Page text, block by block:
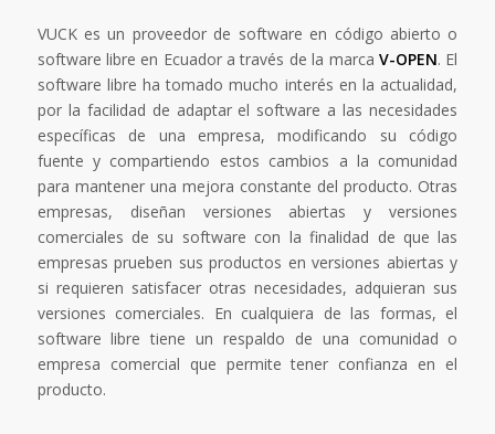
VUCK es un proveedor de software en código abierto o
software libre en Ecuador a través de la marcaV-OPEN. El
software libre ha tomado mucho interés en la actualidad,
por la facilidad de adaptar el software a las necesidades
específicas de una empresa, modificando su código
fuente y compartiendo estos cambios a la comunidad
para mantener una mejora constante del producto. Otras
empresas, diseñan versiones abiertas y versiones
comerciales de su software con la finalidad de que las
empresas prueben sus productos en versiones abiertas y
si requieren satisfacer otras necesidades, adquieran sus
versiones comerciales. En cualquiera de las formas, el
software libre tiene un respaldo de una comunidad o
empresa comercial que permite tener confianza en el
producto.